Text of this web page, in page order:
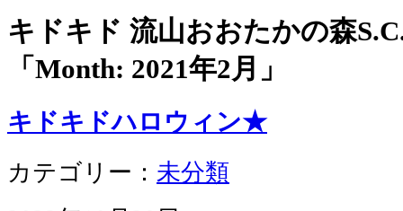
キドキド 流山おおたかの森
「Month: 2021年2月 」
キドキドハロウィン★
カテゴリー： 未分類